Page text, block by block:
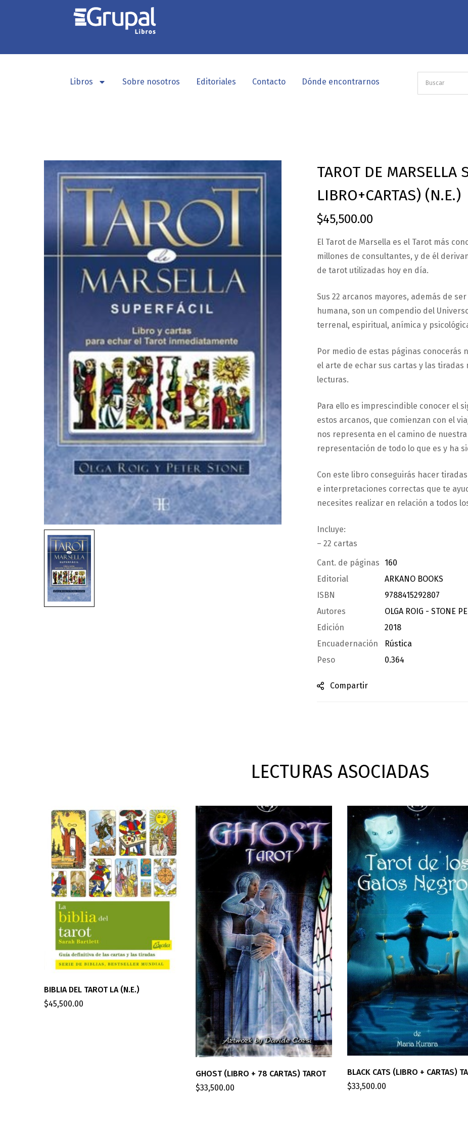
Libros Sobre nosotros Editoriales Contacto Dónde encontrarnos
TAROT DE MARSELLA
LIBRO+CARTAS) (N.E.)
$45,500.00
El Tarot de Marsella es el Tarot más
millones de consultantes, y de él
de tarot utilizadas hoy en día.
Sus 22 arcanos mayores, además de
humana, son un compendio del
terrenal, espiritual, anímica y
Por medio de estas páginas
el arte de echar sus cartas y las
lecturas.
Para ello es imprescindible conocer el
estos arcanos, que comienzan con el
nos representa en el camino de
representación de todo lo que es y ha
Con este libro conseguirás hacer
e interpretaciones correctas que te
necesites realizar en relación a todos
Incluye:
– 22 cartas
Cant. de páginas
160
Editorial
ARKANO BOOKS
ISBN
9788415292807
Autores
OLGA ROIG - STONE
Edición
2018
Encuadernación
Rústica
Peso
0.364
Compartir
LECTURAS ASOCIADAS
BIBLIA DEL TAROT LA (N.E.)
$45,500.00
GHOST (LIBRO + 78 CARTAS) TAROT
$33,500.00
BLACK CATS (LIBRO + CARTAS)
$33,500.00